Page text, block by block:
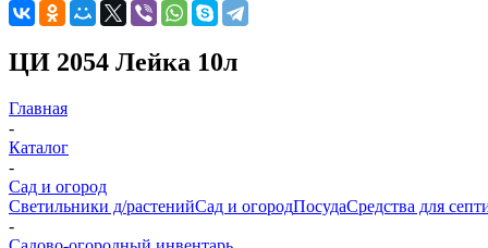
ЦИ 2054 Лейка 10л
Главная
-
Каталог
-
Сад и огород
Светильники д/растенийСад и огородПосудаСредства для
-